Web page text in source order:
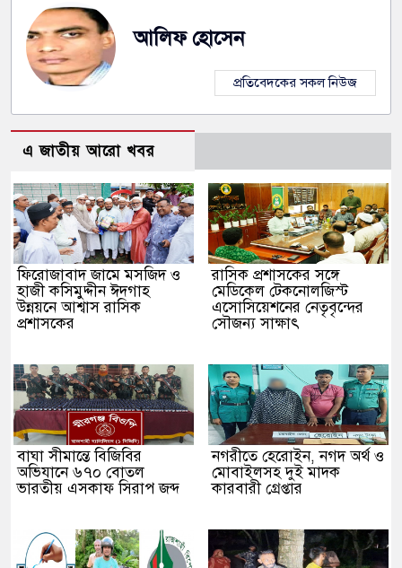
আলিফ হোসেন
প্রতিবেদকের সকল নিউজ
এ জাতীয় আরো খবর
ফিরোজাবাদ জামে মসজিদ ও
হাজী কসিমুদ্দীন ঈদগাহ
উন্নয়নে আশ্বাস রাসিক
প্রশাসকের
​রাসিক প্রশাসকের সঙ্গে
মেডিকেল টেকনোলজিস্ট
এসোসিয়েশনের নেতৃবৃন্দের
সৌজন্য সাক্ষাৎ
বাঘা সীমান্তে বিজিবির
অভিযানে ৬৭০ বোতল
ভারতীয় এসকাফ সিরাপ জব্দ
নগরীতে হেরোইন, নগদ অর্থ ও
মোবাইলসহ দুই মাদক
কারবারী গ্রেপ্তার